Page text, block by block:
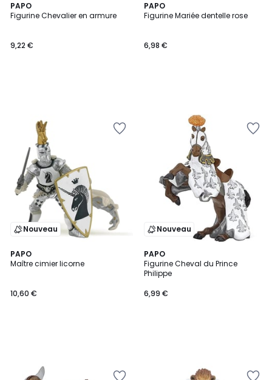
PAPO
Figurine Chevalier en armure
9,22 €
PAPO
Figurine Mariée dentelle rose
6,98 €
Nouveau
PAPO
Maître cimier licorne
10,60 €
Nouveau
PAPO
Figurine Cheval du Prince
Philippe
6,99 €